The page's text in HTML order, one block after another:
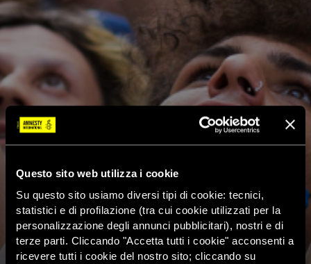
Questo sito web utilizza i cookie
Su questo sito usiamo diversi tipi di cookie: tecnici,
statistici e di profilazione (tra cui cookie utilizzati per la
personalizzazione degli annunci pubblicitari), nostri e di
terze parti. Cliccando "Accetta tutti i cookie" acconsenti a
ricevere tutti i cookie del nostro sito; cliccando su